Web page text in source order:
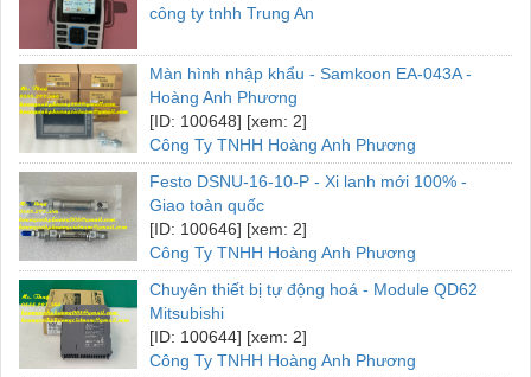
công ty tnhh Trung An
Màn hình nhập khẩu - Samkoon EA-043A -
Hoàng Anh Phương
[ID: 100648] [xem: 2]
Công Ty TNHH Hoàng Anh Phương
Festo DSNU-16-10-P - Xi lanh mới 100% -
Giao toàn quốc
[ID: 100646] [xem: 2]
Công Ty TNHH Hoàng Anh Phương
Chuyên thiết bị tự động hoá - Module QD62
Mitsubishi
[ID: 100644] [xem: 2]
Công Ty TNHH Hoàng Anh Phương